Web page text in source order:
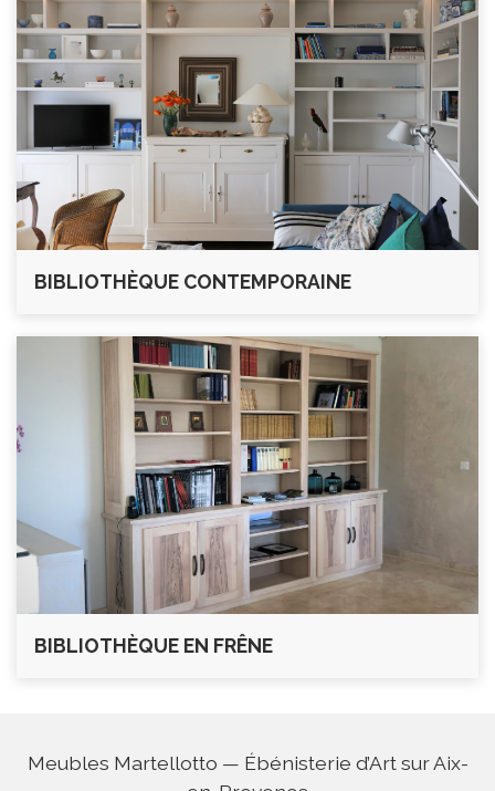
BIBLIOTHÈQUE CONTEMPORAINE
BIBLIOTHÈQUE EN FRÊNE
Meubles Martellotto — Ébénisterie d’Art sur Aix-